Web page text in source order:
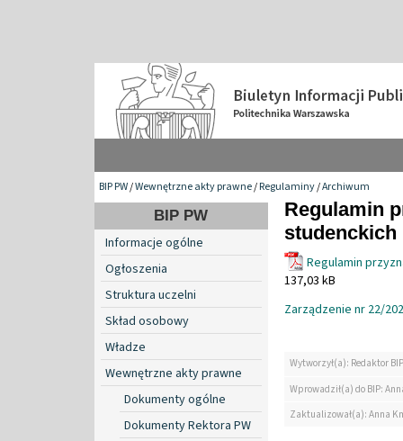
BIP PW/Wewnętrzne akty prawne/Regulaminy/Archiwum
BIP PW
Informacje ogólne
Ogłoszenia
Struktura uczelni
Skład osobowy
Władze
Wewnętrzne akty prawne
Dokumenty ogólne
Dokumenty Rektora PW
Regulamin
studenckich
Regulamin
137,03 kB
Zarządzenie nr 22/
Wytworzył(a): Redaktor BIP
Wprowadził(a) do BIP:
Zaktualizował(a): Anna